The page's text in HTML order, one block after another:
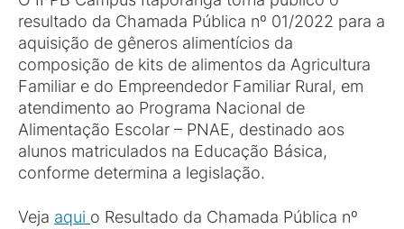
resultado da Chamada Pública nº 01/2022 para a
aquisição de gêneros alimentícios da
composição de kits de alimentos da Agricultura
Familiar e do Empreendedor Familiar Rural, em
atendimento ao Programa Nacional de
Alimentação Escolar – PNAE, destinado aos
alunos matriculados na Educação Básica,
conforme determina a legislação.
Veja aqui o Resultado da Chamada Pública nº